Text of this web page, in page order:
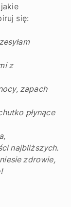
się:
z
zapach
płynące
najbliższych.
zdrowie,